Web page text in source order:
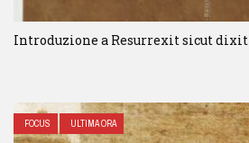
Introduzione a Resurrexit sicut dixit
FOCUS ULTIMA ORA